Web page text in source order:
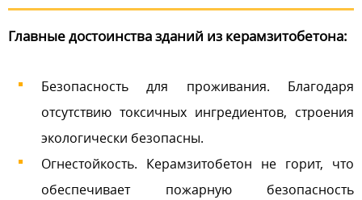
Главные достоинства зданий из керамзитобетона:
Безопасность для проживания. Благодаря
отсутствию токсичных ингредиентов, строения
экологически безопасны.
Огнестойкость. Керамзитобетон не горит, что
обеспечивает пожарную безопасность